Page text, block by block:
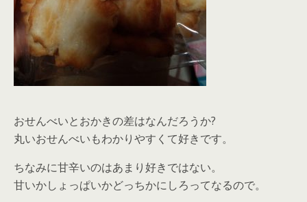
おせんべいとおかきの差はなんだろうか?
丸いおせんべいもわかりやすくて好きです。
ちなみに甘辛いのはあまり好きではない。
甘いかしょっぱいかどっちかにしろってなるので。